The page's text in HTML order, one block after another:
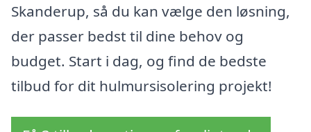
Skanderup, så du kan vælge den løsning,
der passer bedst til dine behov og
budget. Start i dag, og find de bedste
tilbud for dit hulmursisolering projekt!